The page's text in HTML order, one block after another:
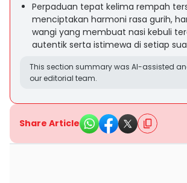
Perpaduan tepat kelima rempah
menciptakan harmoni rasa gurih,
wangi yang membuat nasi kebuli
autentik serta istimewa di setiap
This section summary was AI-assisted
our editorial team.
Share Article